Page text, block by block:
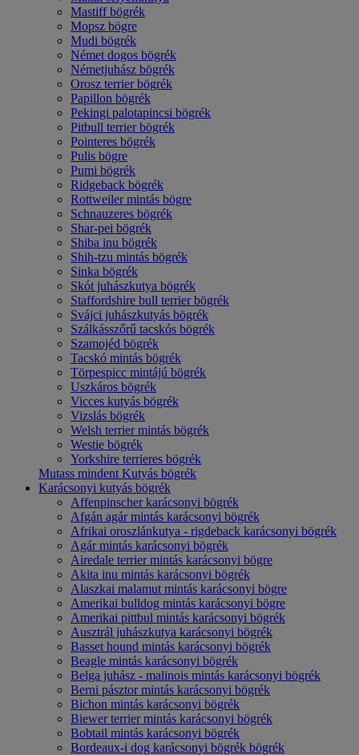
Mastiff bögrék
Mopsz bögre
Mudi bögrék
Német dogos bögrék
Németjuhász bögrék
Orosz terrier bögrék
Papillon bögrék
Pekingi palotapincsi bögrék
Pitbull terrier bögrék
Pointeres bögrék
Pulis bögre
Pumi bögrék
Ridgeback bögrék
Rottweiler mintás bögre
Schnauzeres bögrék
Shar-pei bögrék
Shiba inu bögrék
Shih-tzu mintás bögrék
Sinka bögrék
Skót juhászkutya bögrék
Staffordshire bull terrier bögrék
Svájci juhászkutyás bögrék
Szálkásszőrű tacskós bögrék
Szamojéd bögrék
Tacskó mintás bögrék
Törpespicc mintájú bögrék
Uszkáros bögrék
Vicces kutyás bögrék
Vizslás bögrék
Welsh terrier mintás bögrék
Westie bögrék
Yorkshire terrieres bögrék
Mutass mindent Kutyás bögrék
Karácsonyi kutyás bögrék
Affenpinscher karácsonyi bögrék
Afgán agár mintás karácsonyi bögrék
Afrikai oroszlánkutya - rigdeback karácsonyi bögrék
Agár mintás karácsonyi bögrék
Airedale terrier mintás karácsonyi bögre
Akita inu mintás karácsonyi bögrék
Alaszkai malamut mintás karácsonyi bögre
Amerikai bulldog mintás karácsonyi bögre
Amerikai pittbul mintás karácsonyi bögrék
Ausztrál juhászkutya karácsonyi bögrék
Basset hound mintás karácsonyi bögrék
Beagle mintás karácsonyi bögrék
Belga juhász - malinois mintás karácsonyi bögrék
Berni pásztor mintás karácsonyi bögrék
Bichon mintás karácsonyi bögrék
Biewer terrier mintás karácsonyi bögrék
Bobtail mintás karácsonyi bögrék
Bordeaux-i dog karácsonyi bögrék bögrék